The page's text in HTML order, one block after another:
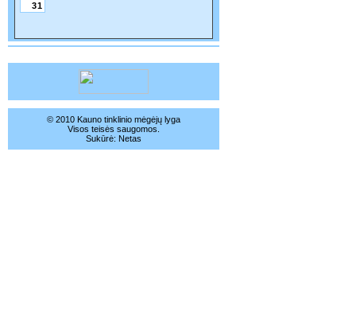
31
© 2010 Kauno tinklinio mėgėjų lyga
Visos teisės saugomos.
Sukūrė: Netas